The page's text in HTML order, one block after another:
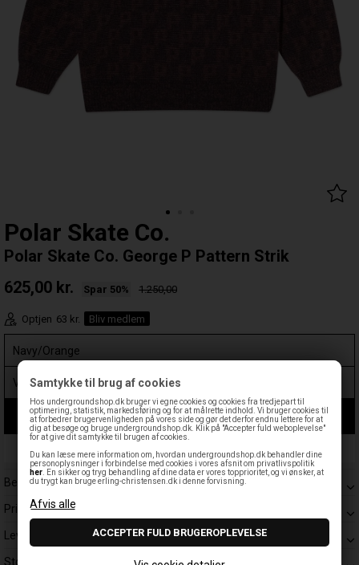
Samtykke til brug af cookies
Hos undergroundshop.dk bruger vi egne cookies og cookies fra tredjepart til
optimering, statistik, markedsføring og for at målrette indhold. Vi bruger cookies til
at forbedrer brugervenligheden på vores side og gør det derfor endnu lettere for at
dig at besøge og bruge undergroundshop.dk. Klik på "Accepter fuld weboplevelse"
for at give dit samtykke til brugen af cookies.
Du kan læse mere information om, hvordan undergroundshop.dk behandler dine
personoplysninger i forbindelse med cookies i vores afsnit om privatlivspolitik
her . En sikker og tryg behandling af dine data er vores topprioritet, og vi ønsker, at
du trygt kan bruge erling-christensen.dk i denne forvisning.
Polar Skate Co.
Polar Skate Co. George P Pattern Strik
625,00 kr. Spar 50% 1.250,00
Optjen 63 kr. Bliv medlem
LÆG I KURV
Leveringstid: 1-3 hverdage
Beskrivelse
Prisgaranti
Levering
Størrelsesguide